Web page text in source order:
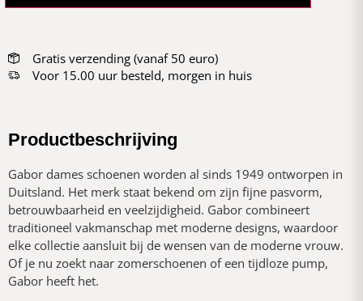
Gratis verzending (vanaf 50 euro)
Voor 15.00 uur besteld, morgen in huis
Productbeschrijving
Gabor dames schoenen worden al sinds 1949 ontworpen in
Duitsland. Het merk staat bekend om zijn fijne pasvorm,
betrouwbaarheid en veelzijdigheid. Gabor combineert
traditioneel vakmanschap met moderne designs, waardoor
elke collectie aansluit bij de wensen van de moderne vrouw.
Of je nu zoekt naar zomerschoenen of een tijdloze pump,
Gabor heeft het.